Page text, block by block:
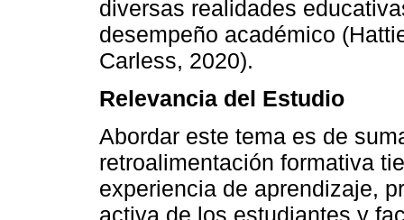
diversas realidades
desempeño académico
Carless, 2020).
Relevancia del Estudio
Abordar este tema es de
retroalimentación formativa
experiencia de aprendizaje,
activa de los estudiantes y